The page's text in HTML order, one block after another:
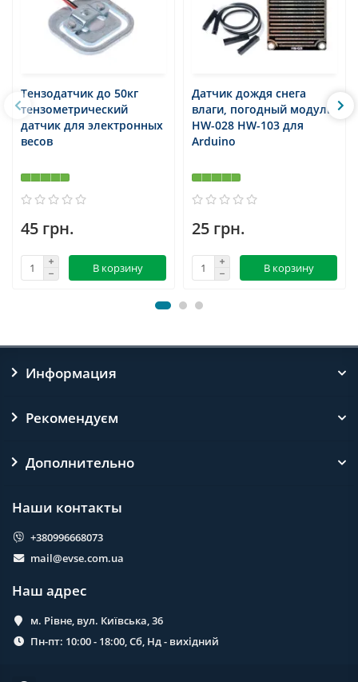
Тензодатчик до 50кг
тензометрический
датчик для электронных
весов
45 грн.
В корзину
Датчик дождя снега
влаги, погодный модуль
HW-028 HW-103 для
Arduino
25 грн.
В корзину
Информация
Рекомендуєм
Дополнительно
Наши контакты
+380996668073
mail@evse.com.ua
Наш адрес
м. Рівне, вул. Київська, 36
Пн-пт: 10:00 - 18:00, Сб, Нд - вихідний